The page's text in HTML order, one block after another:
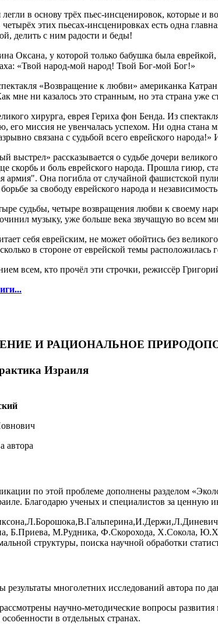
в основу трёх пьес-инсценировок, которые и
этих пьесах-инсценировках есть одна
делить с ним радости и беды!
Оксана, у которой только бабушка была
«Твой народ-мой народ! Твой Бог-мой Бог!»
«Возвращение к любви» американка
мне ни казалось это странным, но эта страна
хирурга, еврея Гериха фон Бенда. Из
его миссия не увенчалась успехом. Ни одна
связана с судьбой всего еврейского
выстрел» рассказывается о судьбе дочери
скорбь и боль еврейского народа. Прошла гиюр,
армия". Она погибла от случайной фашистской
за свободу еврейского народа и
судьбы, четыре возвращения любви к своему
музыку, уже больше века звучащую во всем
себя еврейским, не может обойтись без
в стороне от еврейской темы
всем, кто прочёл эти строчки, режиссёр
И РАЦИОНАЛЬНОЕ
Израиля
автора
по этой проблеме дополнены разделом
Благодарю ученых и специалистов за
Б.Приева, М.Рудника, Ф.Скорохода, Х.Сокола,
структуры, поиска научной обработки
результаты многолетних исследований автора по
научно-методические вопросы
в отдельных странах.